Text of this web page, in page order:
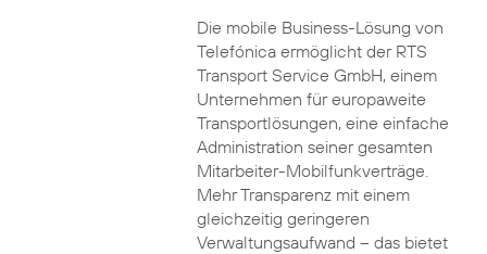
Die mobile Business-Lösung von
Telefónica ermöglicht der RTS
Transport Service GmbH, einem
Unternehmen für europaweite
Transportlösungen, eine einfache
Administration seiner gesamten
Mitarbeiter-Mobilfunkverträge.
Mehr Transparenz mit einem
gleichzeitig geringeren
Verwaltungsaufwand – das bietet